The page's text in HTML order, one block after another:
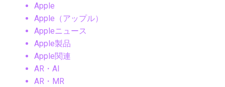
Apple
Apple（アップル）
Appleニュース
Apple製品
Apple関連
AR・AI
AR・MR